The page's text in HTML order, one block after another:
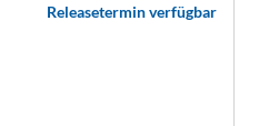
Releasetermin verfügbar